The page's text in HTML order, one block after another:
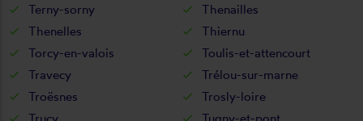
Terny-sorny
Thenailles
Thenelles
Thiernu
Torcy-en-valois
Toulis-et-attencourt
Travecy
Trélou-sur-marne
Troësnes
Trosly-loire